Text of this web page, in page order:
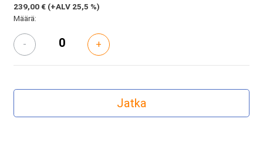
239,00 € (+ALV 25,5 %)
Määrä:
- +